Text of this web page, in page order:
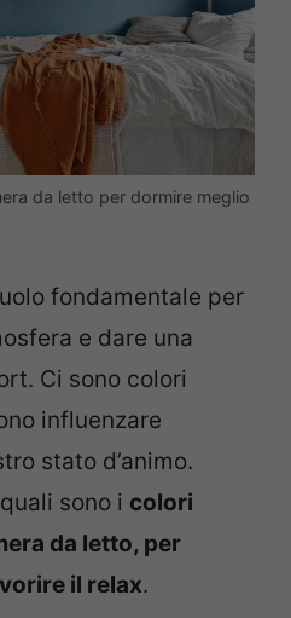
da letto per dormire meglio
fondamentale per
e dare una
Ci sono colori
influenzare
stato d’animo.
sono i colori
da letto, per
il relax.